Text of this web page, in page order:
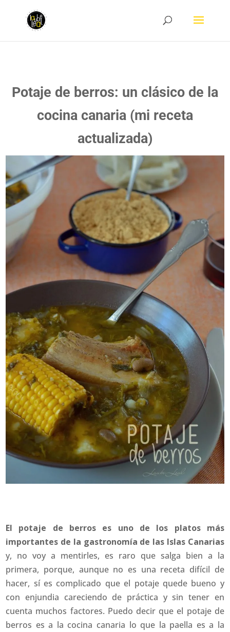
Potaje de berros: un clásico de la
cocina canaria (mi receta
actualizada)
El potaje de berros es uno de los platos más
importantes de la gastronomía de las Islas Canarias
y, no voy a mentirles, es raro que salga bien a la
primera, porque, aunque no es una receta difícil de
hacer, sí es complicado que el potaje quede bueno y
con enjundia careciendo de práctica y sin tener en
cuenta muchos factores. Puedo decir que el potaje de
berros es a la cocina canaria lo que la paella es a la